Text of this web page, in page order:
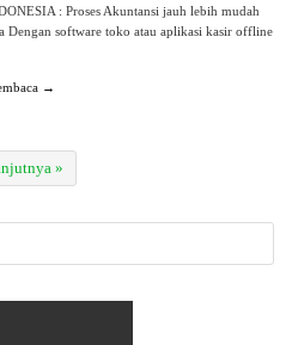
: Proses Akuntansi jauh lebih mudah
Dengan software toko atau aplikasi kasir offline
→
»